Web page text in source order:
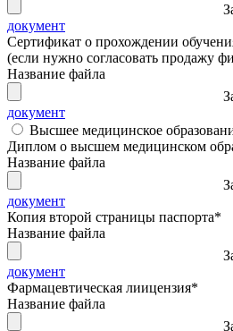
документ
Сертификат о прохождении
(если нужно согласовать продажу
Название файла
документ
Высшее медицинское
Диплом о высшем медицинском
Название файла
документ
Копия второй страницы паспорта*
Название файла
документ
Фармацевтическая лиицензия*
Название файла